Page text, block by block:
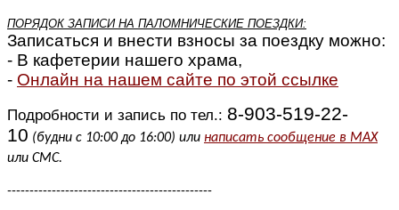
ПОРЯДОК ЗАПИСИ НА ПАЛОМНИЧЕСКИЕ ПОЕЗДКИ:
Записаться и внести взносы за поездку можно:
- В кафетерии нашего храма,
- Онлайн на нашем сайте по этой ссылке
Подробности и запись по тел.: 8-903-519-22-
10 (будни с 10:00 до 16:00) или написать сообщение в MAX
или СМС.
----------------------------------------------